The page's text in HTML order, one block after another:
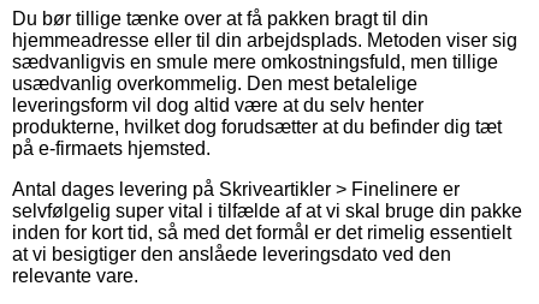
Du bør tillige tænke over at få pakken bragt til din
hjemmeadresse eller til din arbejdsplads. Metoden viser sig
sædvanligvis en smule mere omkostningsfuld, men tillige
usædvanlig overkommelig. Den mest betalelige
leveringsform vil dog altid være at du selv henter
produkterne, hvilket dog forudsætter at du befinder dig tæt
på e-firmaets hjemsted.
Antal dages levering på Skriveartikler > Finelinere er
selvfølgelig super vital i tilfælde af at vi skal bruge din pakke
inden for kort tid, så med det formål er det rimelig essentielt
at vi besigtiger den anslåede leveringsdato ved den
relevante vare.